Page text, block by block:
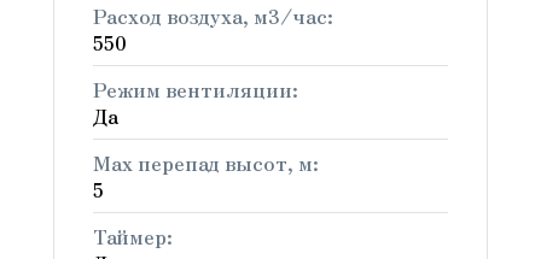
Расход воздуха, м3/час:
550
Режим вентиляции:
Да
Max перепад высот, м:
5
Таймер: